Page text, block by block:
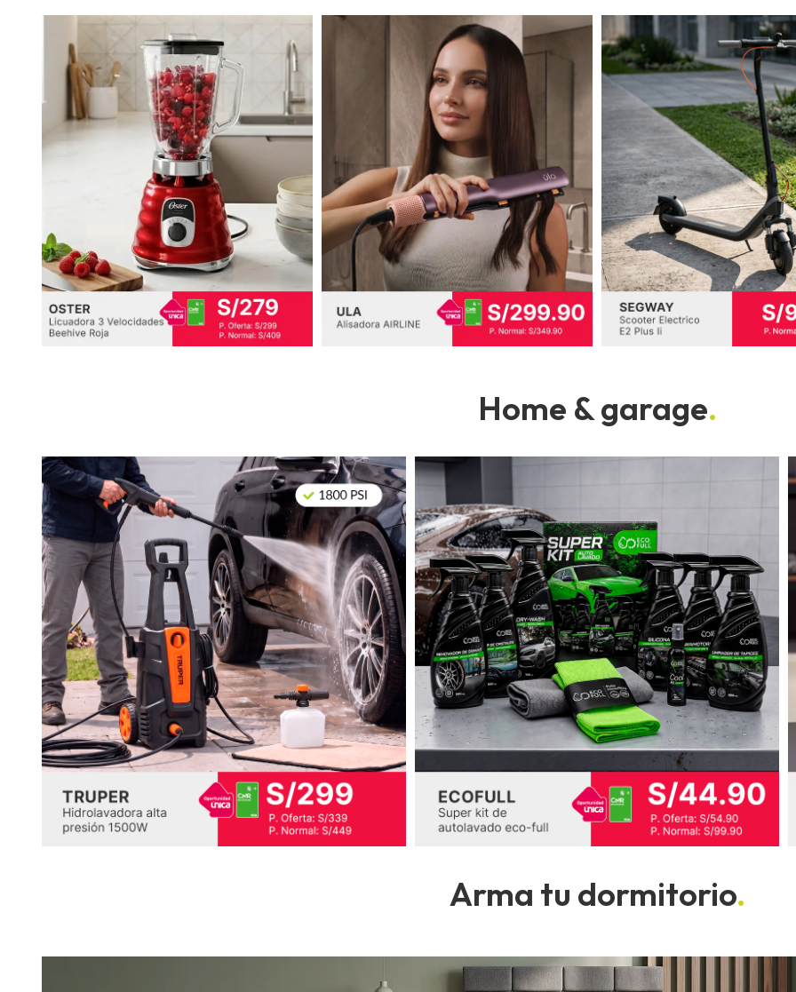
Home & garage.
Arma tu dormitorio.